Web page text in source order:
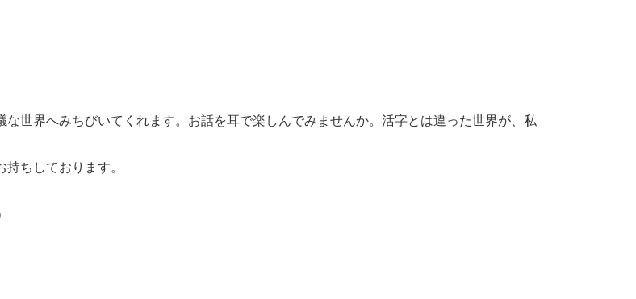
な世界へみちびいてくれます。お話を耳で楽しんでみませんか。活字とは違った世界が、私
ちしております。